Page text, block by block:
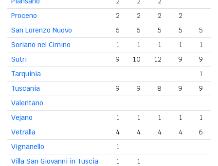
Proceno
2 2 2
2
San Lorenzo Nuovo
6 6 5 5
5
Soriano nel Cimino
1 1 1 1
1
Sutri
9 10 12 9
9
Tarquinia
1
Tuscania
9 9 8 9
9
Valentano
Vejano
1 1 1 1
1
Vetralla
4 4 4 4
6
Vignanello
1
Villa San Giovanni in Tuscia
1
1